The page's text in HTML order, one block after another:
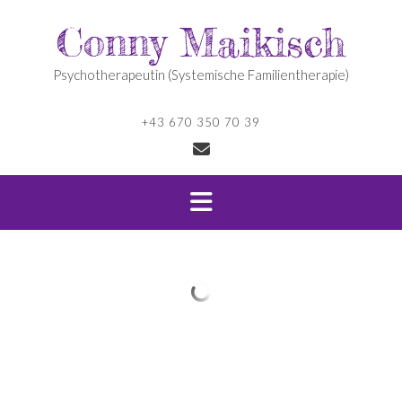
Conny Maikisch
Psychotherapeutin (Systemische Familientherapie)
+43 670 350 70 39